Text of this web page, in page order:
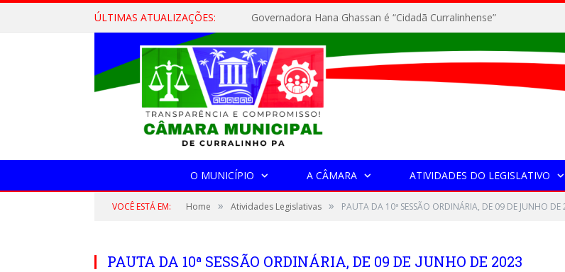
ÚLTIMAS ATUALIZAÇÕES: Governadora Hana Ghassan é “Cidadã Curralinhense”
O MUNICÍPIO A CÂMARA ATIVIDADES DO LEGISLATIVO
VOCÊ ESTÁ EM: Home » Atividades Legislativas » PAUTA DA 10ª SESSÃO ORDINÁRIA, DE 09 DE JUNHO DE
PAUTA DA 10ª SESSÃO ORDINÁRIA, DE 09 DE JUNHO DE 2023